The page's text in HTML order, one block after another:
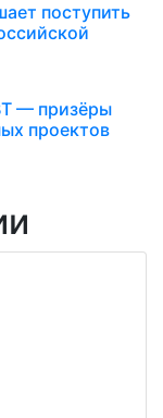
поступить
— призёры
проектов